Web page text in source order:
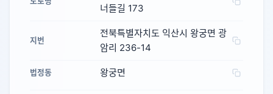
너들길 173
지번
전북특별자치도 익산시 왕궁면 광
암리 236-14
법정동 왕궁면